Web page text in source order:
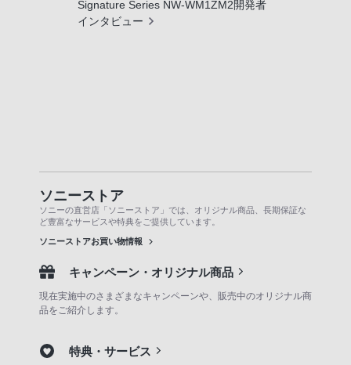
Signature Series NW-WM1ZM2開発者
インタビュー
ソニーストア
ソニーの直営店「ソニーストア」では、オリジナル商品、長期保証な
ど豊富なサービスや特典をご提供しています。
ソニーストアお買い物情報
キャンペーン・オリジナル商品
現在実施中のさまざまなキャンペーンや、販売中のオリジナル商
品をご紹介します。
特典・サービス